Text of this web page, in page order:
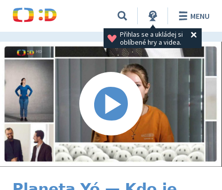
Přihlas se a ukládej si
oblíbené hry a videa.
MENU